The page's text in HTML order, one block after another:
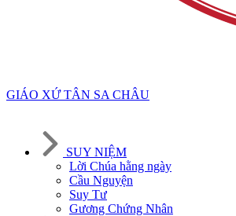
GIÁO XỨ TÂN SA CHÂU
SUY NIỆM
Lời Chúa hằng ngày
Cầu Nguyện
Suy Tư
Gương Chứng Nhân